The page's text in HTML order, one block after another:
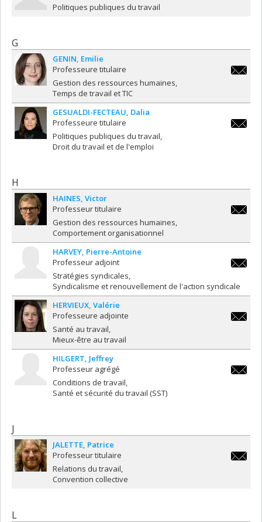
Politiques publiques du travail
G
GENIN Emilie
Professeure titulaire
Gestion des ressources humaines
Temps de travail et TIC
GESUALDI-FECTEAU Dalia
Professeure titulaire
Politiques publiques du travail
Droit du travail et de l'emploi
H
HAINES Victor
Professeur titulaire
Gestion des ressources humaines
Comportement organisationnel
HARVEY Pierre-Antoine
Professeur adjoint
Stratégies syndicales
Syndicalisme et renouvellement de l'action syndicale
HERVIEUX Valérie
Professeure adjointe
Santé au travail
Mieux-être au travail
HILGERT Jeffrey
Professeur agrégé
Conditions de travail
Santé et sécurité du travail (SST)
J
JALETTE Patrice
Professeur titulaire
Relations du travail
Convention collective
L